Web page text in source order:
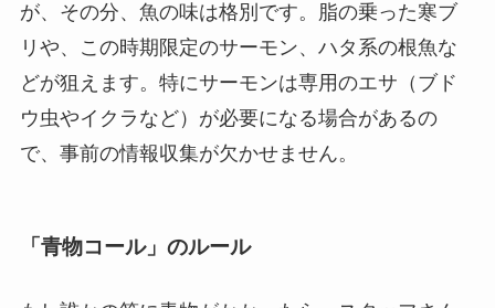
が、その分、魚の味は格別です。脂の乗った寒ブ
リや、この時期限定のサーモン、ハタ系の根魚な
どが狙えます。特にサーモンは専用のエサ（ブド
ウ虫やイクラなど）が必要になる場合があるの
で、事前の情報収集が欠かせません。
「青物コール」のルール